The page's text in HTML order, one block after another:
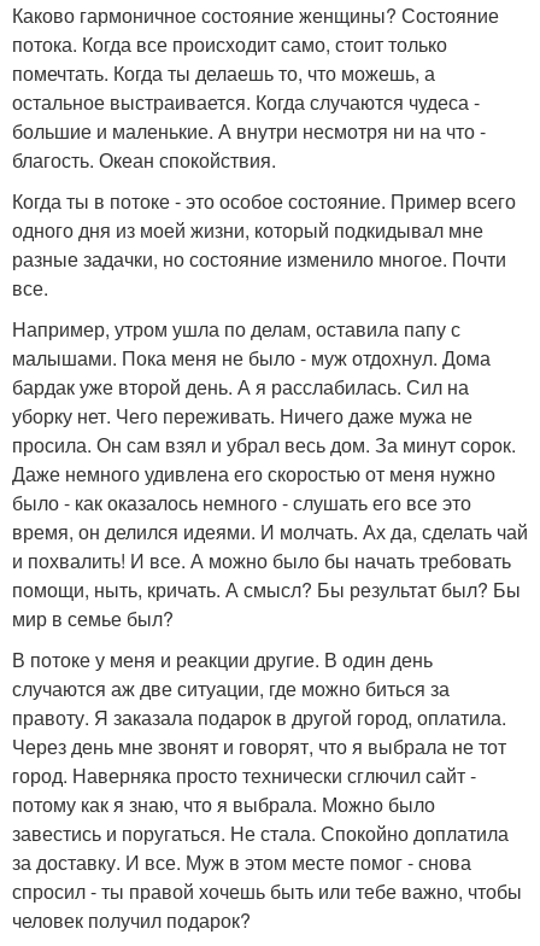
Каково гармоничное состояние женщины? Состояние
потока. Когда все происходит само, стоит только
помечтать. Когда ты делаешь то, что можешь, а
остальное выстраивается. Когда случаются чудеса -
большие и маленькие. А внутри несмотря ни на что -
благость. Океан спокойствия.
Когда ты в потоке - это особое состояние. Пример всего
одного дня из моей жизни, который подкидывал мне
разные задачки, но состояние изменило многое. Почти
все.
Например, утром ушла по делам, оставила папу с
малышами. Пока меня не было - муж отдохнул. Дома
бардак уже второй день. А я расслабилась. Сил на
уборку нет. Чего переживать. Ничего даже мужа не
просила. Он сам взял и убрал весь дом. За минут сорок.
Даже немного удивлена его скоростью от меня нужно
было - как оказалось немного - слушать его все это
время, он делился идеями. И молчать. Ах да, сделать чай
и похвалить! И все. А можно было бы начать требовать
помощи, ныть, кричать. А смысл? Бы результат был? Бы
мир в семье был?
В потоке у меня и реакции другие. В один день
случаются аж две ситуации, где можно биться за
правоту. Я заказала подарок в другой город, оплатила.
Через день мне звонят и говорят, что я выбрала не тот
город. Наверняка просто технически сглючил сайт -
потому как я знаю, что я выбрала. Можно было
завестись и поругаться. Не стала. Спокойно доплатила
за доставку. И все. Муж в этом месте помог - снова
спросил - ты правой хочешь быть или тебе важно, чтобы
человек получил подарок?